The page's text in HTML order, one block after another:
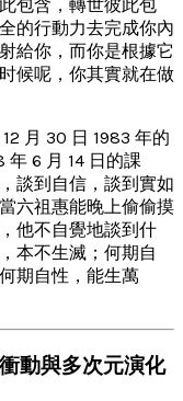
包含，轉世彼此包
的行動力去完成你內
給你，而你是根據它
候呢，你其實就在做
月 30 日 1983 年的
年 6 月 14 日的課
談到自信，談到實如
六祖惠能晚上偷偷摸
他不自覺地談到什
本不生滅；何期自
期自性，能生萬
動與多次元演化